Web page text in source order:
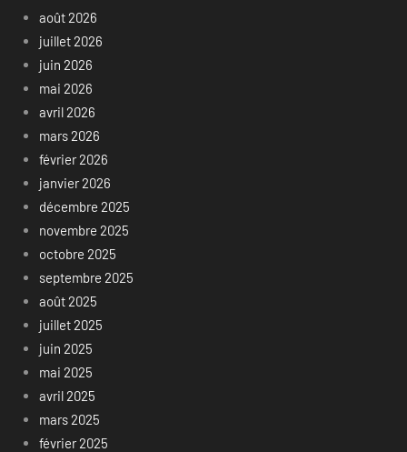
août 2026
juillet 2026
juin 2026
mai 2026
avril 2026
mars 2026
février 2026
janvier 2026
décembre 2025
novembre 2025
octobre 2025
septembre 2025
août 2025
juillet 2025
juin 2025
mai 2025
avril 2025
mars 2025
février 2025